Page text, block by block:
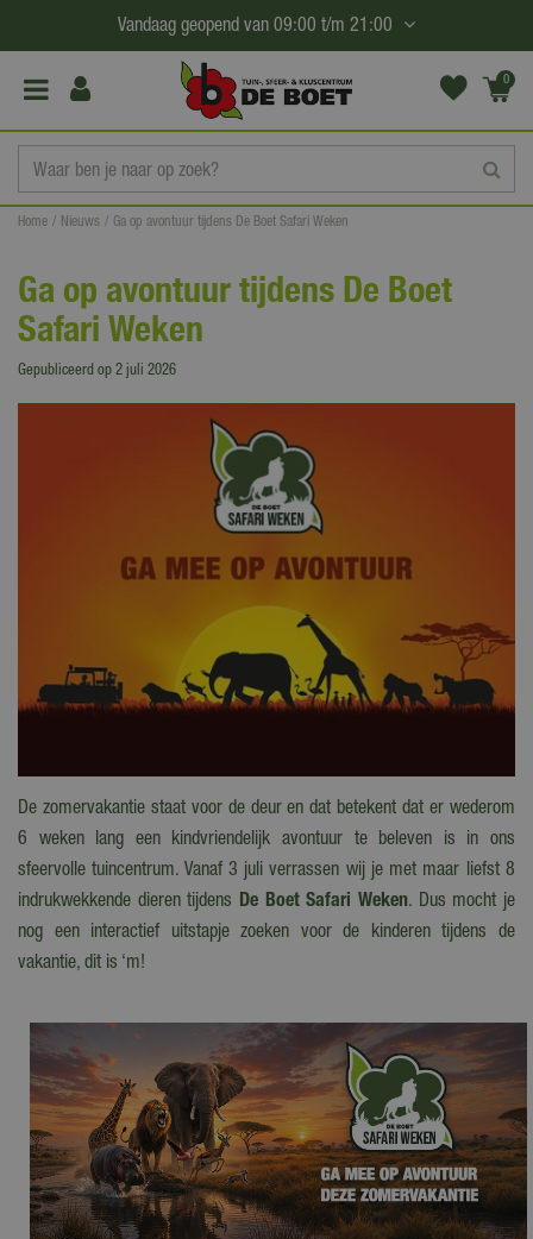
a
Home Nieuws Ga op avontuur tijdens De Boet Safari Weken
Vandaag geopend van 09:00 t/m 21:00
0
(€0,
Ga op avontuur tijdens De Boet
Safari Weken
Gepubliceerd op 2 juli 2026
De zomervakantie staat voor de deur en dat betekent dat er wederom
6 weken lang een kindvriendelijk avontuur te beleven is in ons
sfeervolle tuincentrum. Vanaf 3 juli verrassen wij je met maar liefst 8
indrukwekkende dieren tijdens De Boet Safari Weken. Dus mocht je
nog een interactief uitstapje zoeken voor de kinderen tijdens de
vakantie, dit is ‘m!